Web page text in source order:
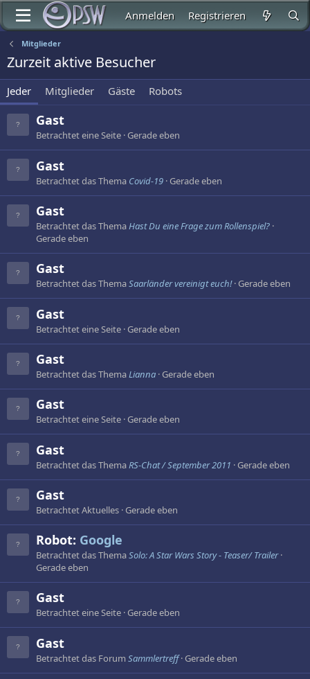
Anmelden Registrieren
Mitglieder
Zurzeit aktive Besucher
Jeder Mitglieder Gäste Robots
Gast
Betrachtet eine Seite Gerade eben
Gast
Betrachtet das Thema Covid-19 Gerade eben
Gast
Betrachtet das ThemaHast Du eine Frage zum Rollenspiel?
Gerade eben
Gast
Betrachtet das ThemaSaarländer vereinigt euch! Gerade eben
Gast
Betrachtet eine Seite Gerade eben
Gast
Betrachtet das ThemaLianna Gerade eben
Gast
Betrachtet eine Seite Gerade eben
Gast
Betrachtet das Thema RS-Chat / September 2011 Gerade eben
Gast
Betrachtet Aktuelles Gerade eben
Robot: Google
Betrachtet das ThemaSolo: A Star Wars Story - Teaser/ Trailer
Gerade eben
Gast
Betrachtet eine Seite Gerade eben
Gast
Betrachtet das Forum Sammlertreff Gerade eben